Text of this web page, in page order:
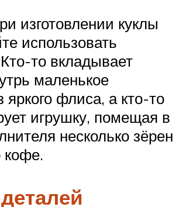
изготовлении куклы
использовать
то вкладывает
маленькое
яркого флиса, а кто-то
игрушку, помещая в
несколько зёрен
кофе.